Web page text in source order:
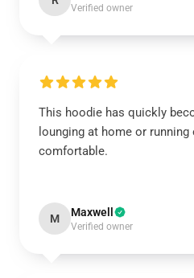
Verified owner
This hoodie has quickly
lounging at home or running
comfortable.
M Maxwell
Verified owner